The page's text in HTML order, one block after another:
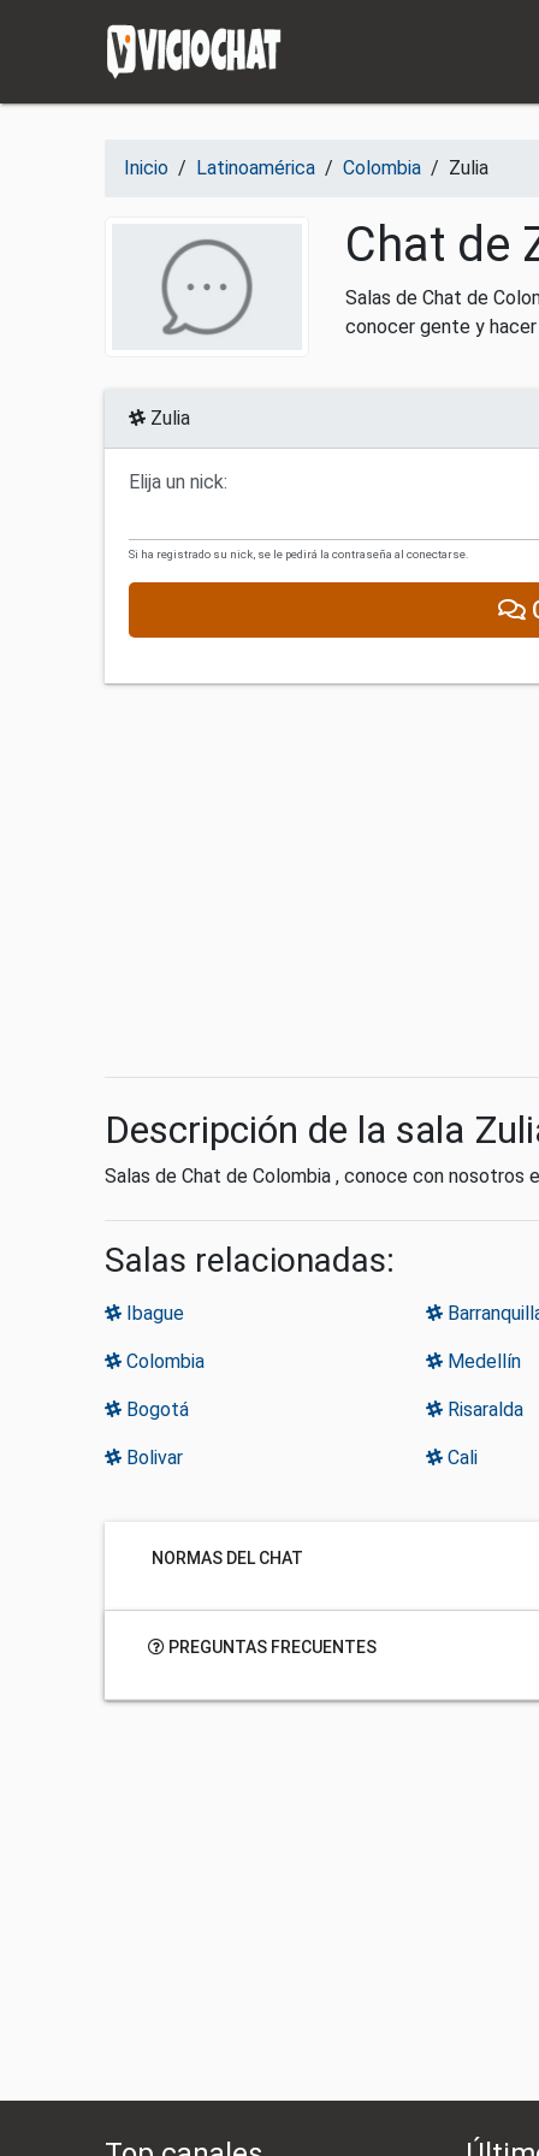
Inicio / Latinoamérica / Colombia / Zulia
Chat de
Salas de Chat de
conocer gente y hacer
Zulia
Elija un nick:
Si ha registrado su nick, se le pedirá la contraseña al conectarse.
Descripción de la sala
Salas de Chat de Colombia , conoce con nosotros
Salas relacionadas:
Ibague
Colombia Medellín
Bogotá Risaralda
Bolivar Cali
NORMAS DEL CHAT
PREGUNTAS FRECUENTES